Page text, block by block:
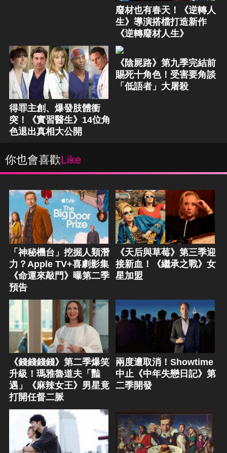
廢材也有春天！《逆轉人
生》導演搭檔打造新作
《逆轉廢材人生》
得罪主創、爆發肢體衝
突！《實習醫生》14位角
色退出真相大公開
《陰屍路》第九季完結前
賜死十角色！受害要角談
「低語者」大屠殺
你也會喜歡Like
「神秘機台」挖掘人類潛
力？Apple TV+喜劇影集
《命運來敲門》曝第二季
預告
《天后與草莓》第三季迎
接新血！《繼承之戰》女
星加盟
《錢錢錢錢》第二季爆笑
升級！瑪雅魯道夫「豔
遇」《麻辣女王》男星竟
打開任督二脈
兩度遭取消！Showtime
中止《中年失戀日記》第
二季開發